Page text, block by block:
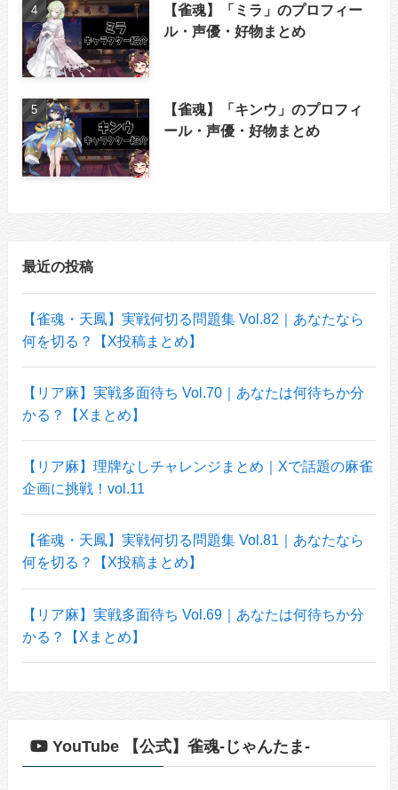
【雀魂】「ミラ」のプロフィー
ル・声優・好物まとめ
【雀魂】「キンウ」のプロフィ
ール・声優・好物まとめ
最近の投稿
【雀魂・天鳳】実戦何切る問題集 Vol.82｜あなたなら
何を切る？【X投稿まとめ】
【リア麻】実戦多面待ち Vol.70｜あなたは何待ちか分
かる？【Xまとめ】
【リア麻】理牌なしチャレンジまとめ｜Xで話題の麻雀
企画に挑戦！vol.11
【雀魂・天鳳】実戦何切る問題集 Vol.81｜あなたなら
何を切る？【X投稿まとめ】
【リア麻】実戦多面待ち Vol.69｜あなたは何待ちか分
かる？【Xまとめ】
YouTube 【公式】雀魂-じゃんたま-